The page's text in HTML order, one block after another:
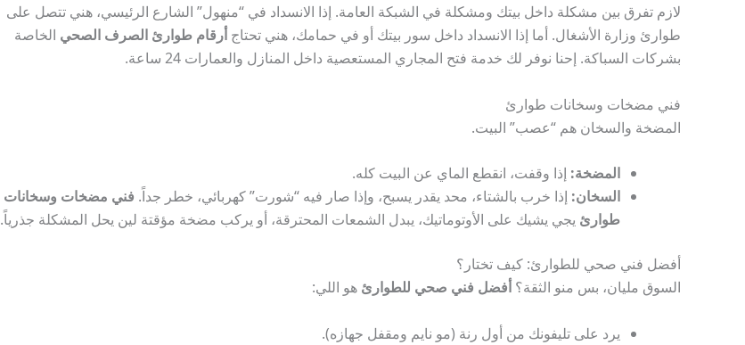
لازم تفرق بين مشكلة داخل بيتك ومشكلة في الشبكة العامة. إذا الانسداد في “منهول” الشارع الرئيسي، هني تتصل على
طوارئ وزارة الأشغال. أما إذا الانسداد داخل سور بيتك أو في حمامك، هني تحتاج أرقام طوارئ الصرف الصحي الخاصة
بشركات السباكة. إحنا نوفر لك خدمة فتح المجاري المستعصية داخل المنازل والعمارات 24 ساعة.
فني مضخات وسخانات طوارئ
المضخة والسخان هم “عصب” البيت.
المضخة: إذا وقفت، انقطع الماي عن البيت كله.
السخان: إذا خرب بالشتاء، محد يقدر يسبح، وإذا صار فيه “شورت” كهربائي، خطر جداً. فني مضخات وسخانات
طوارئ يجي يشيك على الأوتوماتيك، يبدل الشمعات المحترقة، أو يركب مضخة مؤقتة لين يحل المشكلة جذرياً.
أفضل فني صحي للطوارئ: كيف تختار؟
السوق مليان، بس منو الثقة؟ أفضل فني صحي للطوارئ هو اللي:
يرد على تليفونك من أول رنة (مو نايم ومقفل جهازه).